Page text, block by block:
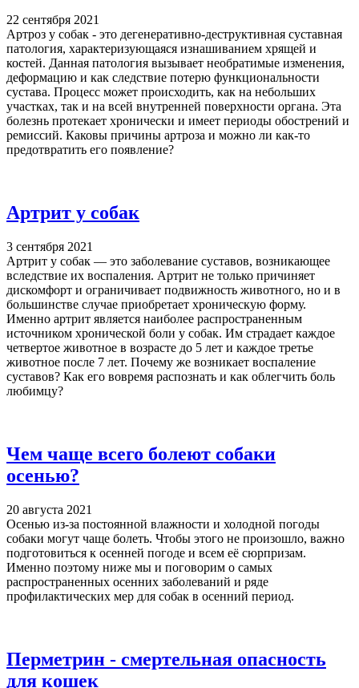
22 сентября 2021
Артроз у собак - это дегенеративно-деструктивная суставная
патология, характеризующаяся изнашиванием хрящей и
костей. Данная патология вызывает необратимые изменения,
деформацию и как следствие потерю функциональности
сустава. Процесс может происходить, как на небольших
участках, так и на всей внутренней поверхности органа. Эта
болезнь протекает хронически и имеет периоды обострений и
ремиссий. Каковы причины артроза и можно ли как-то
предотвратить его появление?
Артрит у собак
3 сентября 2021
Артрит у собак — это заболевание суставов, возникающее
вследствие их воспаления. Артрит не только причиняет
дискомфорт и ограничивает подвижность животного, но и в
большинстве случае приобретает хроническую форму.
Именно артрит является наиболее распространенным
источником хронической боли у собак. Им страдает каждое
четвертое животное в возрасте до 5 лет и каждое третье
животное после 7 лет. Почему же возникает воспаление
суставов? Как его вовремя распознать и как облегчить боль
любимцу?
Чем чаще всего болеют собаки
осенью?
20 августа 2021
Осенью из-за постоянной влажности и холодной погоды
собаки могут чаще болеть. Чтобы этого не произошло, важно
подготовиться к осенней погоде и всем её сюрпризам.
Именно поэтому ниже мы и поговорим о самых
распространенных осенних заболеваний и ряде
профилактических мер для собак в осенний период.
Перметрин - смертельная опасность
для кошек